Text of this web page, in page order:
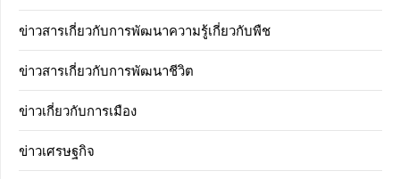
ข่าวสารเกี่ยวกับการพัฒนาความรู้เกี่ยวกับพืช
ข่าวสารเกี่ยวกับการพัฒนาชีวิต
ข่าวเกี่ยวกับการเมือง
ข่าวเศรษฐกิจ